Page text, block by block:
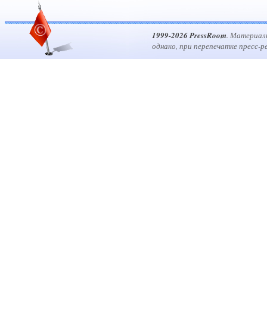
1999-2026 PressRoom.
однако, при перепечатке пресс-